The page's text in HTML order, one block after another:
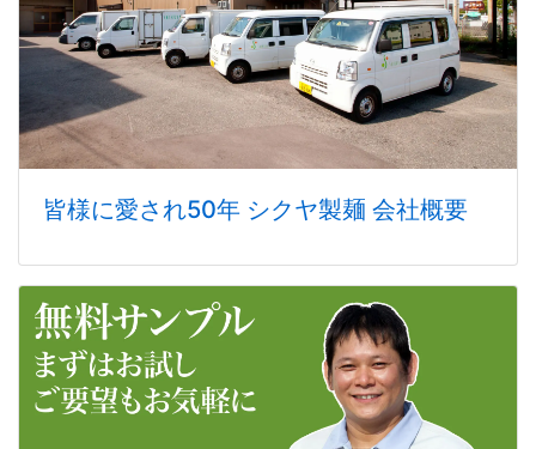
皆様に愛され50年 シクヤ製麺 会社概要